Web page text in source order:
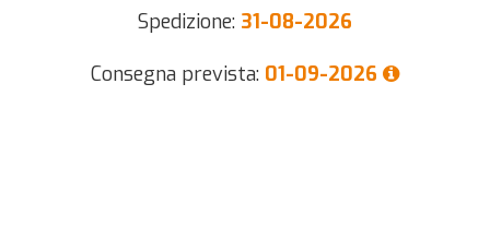
Spedizione: 31-08-2026
Consegna prevista: 01-09-2026